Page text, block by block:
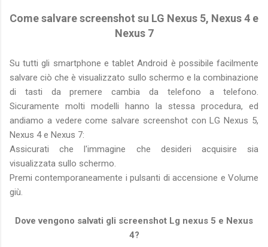
Come salvare screenshot su LG Nexus 5, Nexus 4 e
Nexus 7
Su tutti gli smartphone e tablet Android è possibile facilmente
salvare ciò che è visualizzato sullo schermo e la combinazione
di tasti da premere cambia da telefono a telefono.
Sicuramente molti modelli hanno la stessa procedura, ed
andiamo a vedere come salvare screenshot con LG Nexus 5,
Nexus 4 e Nexus 7:
Assicurati che l'immagine che desideri acquisire sia
visualizzata sullo schermo.
Premi contemporaneamente i pulsanti di accensione e Volume
giù.
Dove vengono salvati gli screenshot Lg nexus 5 e Nexus
4?